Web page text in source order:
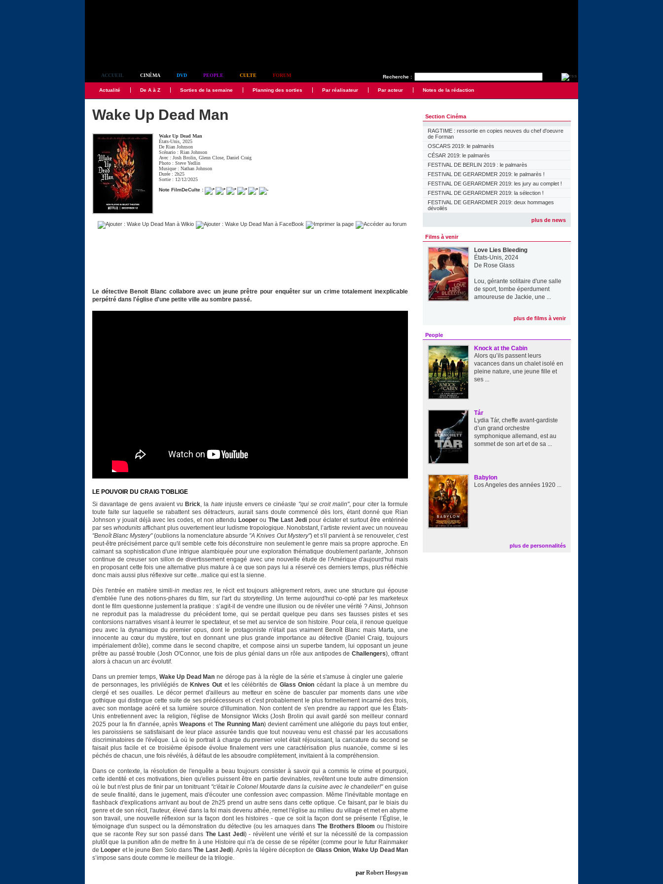
Recherche :
ACCUEIL CINÉMA DVD PEOPLE CULTE FORUM
Actualité De A à Z Sorties de la semaine Planning des sorties Par réalisateur Par acteur Notes de la rédaction
Wake Up Dead Man
Wake Up Dead Man
États-Unis, 2025
DeRian Johnson
Scénario :Rian Johnson
Avec :Josh Brolin ,Glenn Close ,Daniel Craig
Photo :Steve Yedlin
Musique :Nathan Johnson
Durée : 2h25
Sortie : 12/12/2025
Note FilmDeCulte :
Le détective Benoit Blanc collabore avec un jeune prêtre pour enquêter sur un crime totalement inexplicable
perpétré dans l'église d'une petite ville au sombre passé.
LE POUVOIR DU CRAIG T'OBLIGE
Si davantage de gens avaient vu Brick, la hateinjuste envers ce cinéaste "qui se croit malin", pour citer la formule
toute faite sur laquelle se rabattent ses détracteurs, aurait sans doute commencé dès lors, étant donné que Rian
Johnson y jouait déjà avec les codes, et non attendu LooperouThe Last Jedipour éclater et surtout être entérinée
par seswhodunits affichant plus ouvertement leur ludisme tropologique. Nonobstant, l’artiste revient avec un nouveau
"Benoît Blanc Mystery"(oublions la nomenclature absurde "A Knives Out Mystery") et s'il parvient à se renouveler, c'est
peut-être précisément parce qu'il semble cette fois déconstruire non seulement le genre mais sa propre approche. En
calmant sa sophistication d'une intrigue alambiquée pour une exploration thématique doublement parlante, Johnson
continue de creuser son sillon de divertissement engagé avec une nouvelle étude de l'Amérique d'aujourd'hui mais
en proposant cette fois une alternative plus mature à ce que son pays lui a réservé ces derniers temps, plus réfléchie
donc mais aussi plus réflexive sur cette...malice qui est la sienne.
Dès l'entrée en matière simili-in medias res, le récit est toujours allègrement retors, avec une structure qui épouse
d'emblée l'une des notions-phares du film, sur l'art du storytelling. Un terme aujourd'hui co-opté par les marketeux
dont le film questionne justement la pratique : s’agit-il de vendre une illusion ou de révéler une vérité ? Ainsi, Johnson
ne reproduit pas la maladresse du précédent tome, qui se perdait quelque peu dans ses fausses pistes et ses
contorsions narratives visant à leurrer le spectateur, et se met au service de son histoire. Pour cela, il renoue quelque
peu avec la dynamique du premier opus, dont le protagoniste n'était pas vraiment Benoît Blanc mais Marta, une
innocente au cœur du mystère, tout en donnant une plus grande importance au détective (Daniel Craig, toujours
impérialement drôle), comme dans le second chapitre, et compose ainsi un superbe tandem, lui opposant un jeune
prêtre au passé trouble (Josh O'Connor, une fois de plus génial dans un rôle aux antipodes deChallengers), offrant
alors à chacun un arc évolutif.
Dans un premier temps, Wake Up Dead Man ne déroge pas à la règle de la série et s'amuse à cingler une galerie
de personnages, les privilégiés de Knives Out et les célébrités de Glass Onion cédant la place à un membre du
clergé et ses ouailles. Le décor permet d'ailleurs au metteur en scène de basculer par moments dans une vibe
gothique qui distingue cette suite de ses prédécesseurs et c'est probablement le plus formellement incarné des trois,
avec son montage acéré et sa lumière source d'illumination. Non content de s'en prendre au rapport que les États-
Unis entretiennent avec la religion, l'église de Monsignor Wicks (Josh Brolin qui avait gardé son meilleur connard
2025 pour la fin d'année, aprèsWeapons etThe Running Man) devient carrément une allégorie du pays tout entier,
les paroissiens se satisfaisant de leur place assurée tandis que tout nouveau venu est chassé par les accusations
discriminatoires de l'évêque. Là où le portrait à charge du premier volet était réjouissant, la caricature du second se
faisait plus facile et ce troisième épisode évolue finalement vers une caractérisation plus nuancée, comme si les
péchés de chacun, une fois révélés, à défaut de les absoudre complètement, invitaient à la compréhension.
Dans ce contexte, la résolution de l'enquête a beau toujours consister à savoir qui a commis le crime et pourquoi,
cette identité et ces motivations, bien qu'elles puissent être en partie devinables, revêtent une toute autre dimension
où le but n'est plus de finir par un tonitruant "c'était le Colonel Moutarde dans la cuisine avec le chandelier!"en guise
de seule finalité, dans le jugement, mais d'écouter une confession avec compassion. Même l'inévitable montage en
flashback d'explications arrivant au bout de 2h25 prend un autre sens dans cette optique. Ce faisant, par le biais du
genre et de son récit, l'auteur, élevé dans la foi mais devenu athée, remet l'église au milieu du village et met en abyme
son travail, une nouvelle réflexion sur la façon dont les histoires - que ce soit la façon dont se présente l’Église, le
témoignage d'un suspect ou la démonstration du détective (ou les arnaques dans The Brothers Bloom ou l'histoire
que se raconte Rey sur son passé dans The Last Jedi) - révèlent une vérité et sur la nécessité de la compassion
plutôt que la punition afin de mettre fin à une Histoire qui n'a de cesse de se répéter (comme pour le futur Rainmaker
de Looper et le jeune Ben Solo dansThe Last Jedi). Après la légère déception de Glass Onion,Wake Up Dead Man
s’impose sans doute comme le meilleur de la trilogie.
par Robert Hospyan
Section Cinéma
RAGTIME : ressortie en copies neuves du chef d'oeuvre
de Forman
OSCARS 2019: le palmarès
CÉSAR 2019: le palmarès
FESTIVAL DE BERLIN 2019 : le palmarès
FESTIVAL DE GERARDMER 2019: le palmarès !
FESTIVAL DE GERARDMER 2019: les jury au complet !
FESTIVAL DE GERARDMER 2019: la sélection !
FESTIVAL DE GERARDMER 2019: deux hommages
dévoilés
plus de news
Films à venir
Love Lies Bleeding
États-Unis, 2024
De Rose Glass
Lou, gérante solitaire d'une salle
de sport, tombe éperdument
amoureuse de Jackie, une ...
plus de films à venir
People
Knock at the Cabin
Alors qu’ils passent leurs
vacances dans un chalet isolé en
pleine nature, une jeune fille et
ses ...
Tár
Lydia Tár, cheffe avant-gardiste
d’un grand orchestre
symphonique allemand, est au
sommet de son art et de sa ...
Babylon
Los Angeles des années 1920 ...
plus de personnalités